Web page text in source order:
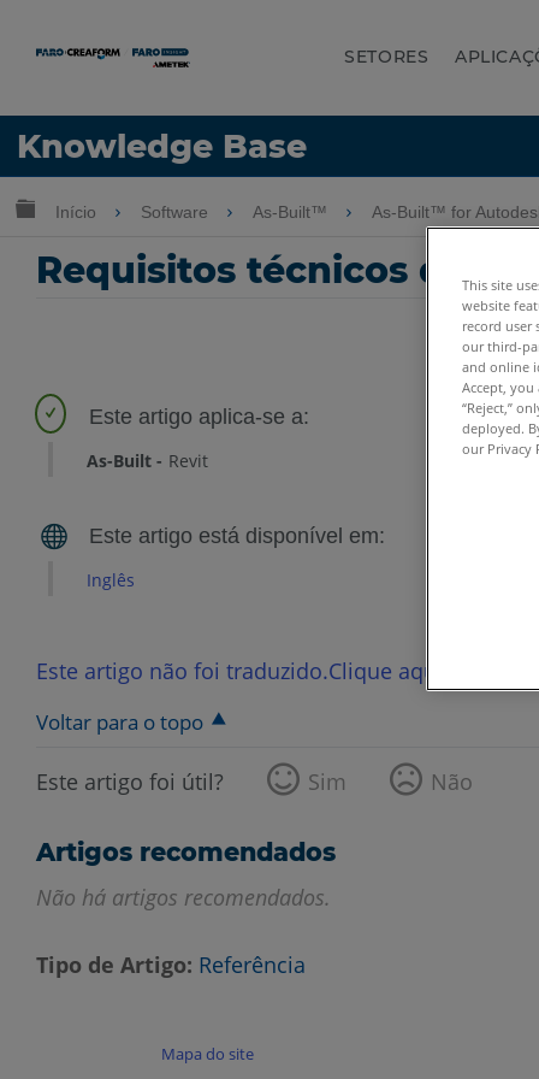
SETORES
Knowledge Base
Idioma
Expandir/recolher hierarquia global
Início Software As-Built™ As-Built™ for
Requisitos técnicos do
As-Built Revit
Inglês
Este artigo não foi traduzido.Clique aqui para
Voltar para o topo
Este artigo foi útil? Sim Não
Artigos recomendados
Não há artigos recomendados.
Tipo de Artigo Referência
Mapa do site
This site
website
record user
our third-
and online
Accept,
“Reject,”
deployed.
our Privacy